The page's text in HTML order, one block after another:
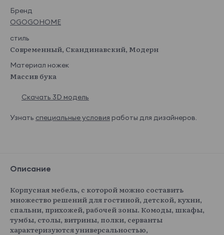
Бренд
OGOGOHOME
стиль
Современный, Скандинавский, Модерн
Материал ножек
Массив бука
Скачать 3D модель
Узнать специальные условия работы для дизайнеров.
Описание
Корпусная мебель, с которой можно составить
множество решений для гостиной, детской, кухни,
спальни, прихожей, рабочей зоны. Комоды, шкафы,
тумбы, столы, витрины, полки, серванты
характеризуются универсальностью,